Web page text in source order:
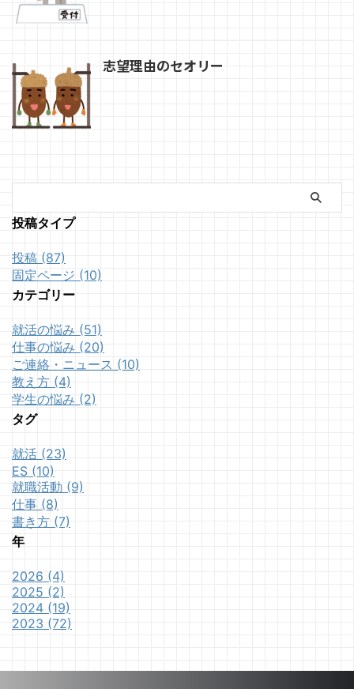
志望理由のセオリー
投稿タイプ
投稿 (87)
固定ページ (10)
カテゴリー
就活の悩み (51)
仕事の悩み (20)
ご連絡・ニュース (10)
教え方 (4)
学生の悩み (2)
タグ
就活 (23)
ES (10)
就職活動 (9)
仕事 (8)
書き方 (7)
年
2026 (4)
2025 (2)
2024 (19)
2023 (72)